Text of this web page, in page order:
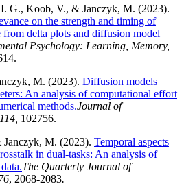
G., Koob, V., & Janczyk, M. (2023).
on the strength and timing of
delta plots and diffusion model
Psychology: Learning, Memory,
M. (2023). Diffusion models
An analysis of computational effort
methods.Journal of
102756.
M. (2023). Temporal aspects
in dual-tasks: An analysis of
The Quarterly Journal of
, 2068-2083.